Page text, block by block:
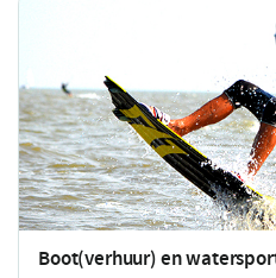
Boot(verhuur) en